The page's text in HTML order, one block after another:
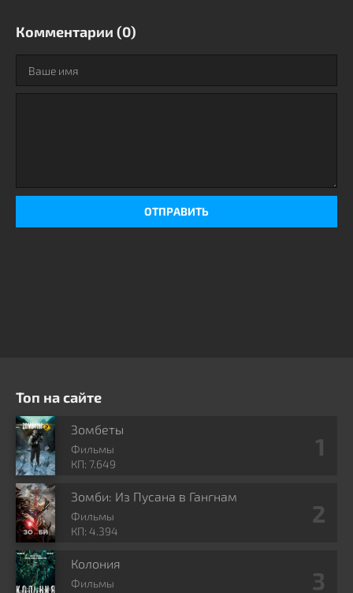
Комментарии (0)
ОТПРАВИТЬ
Топ на сайте
Зомбеты
Фильмы
КП: 7.649
Зомби: Из Пусана в Гангнам
Фильмы
КП: 4.394
Колония
Фильмы